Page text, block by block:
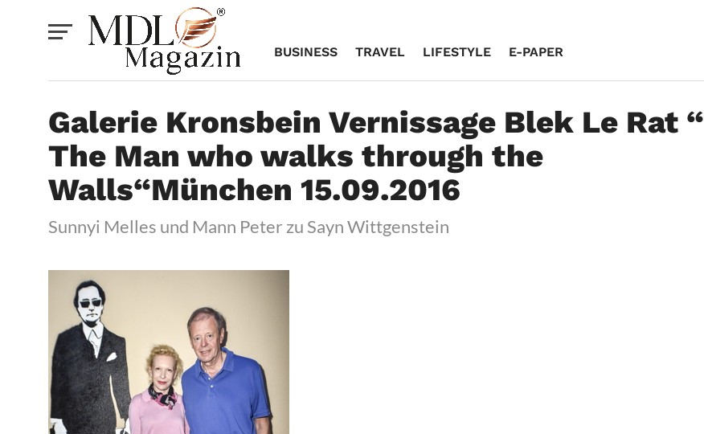
BUSINESS TRAVEL LIFESTYLE E-PAPER
Galerie Kronsbein Vernissage Blek Le Rat “
The Man who walks through the
Walls“München 15.09.2016
Sunnyi Melles und Mann Peter zu Sayn Wittgenstein